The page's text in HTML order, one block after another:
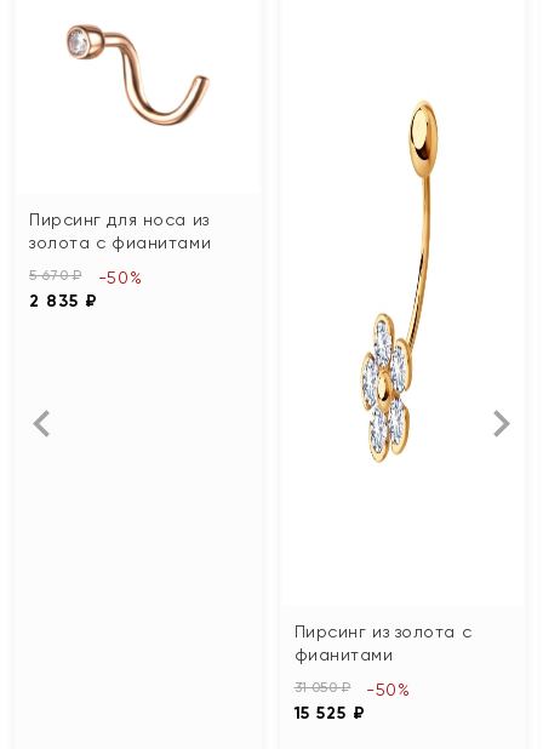
Пирсинг для носа из
золота с фианитами
5 670 ₽
2 835 ₽
-50%
Пирсинг из золота с
фианитами
31 050 ₽
15 525 ₽
-50%